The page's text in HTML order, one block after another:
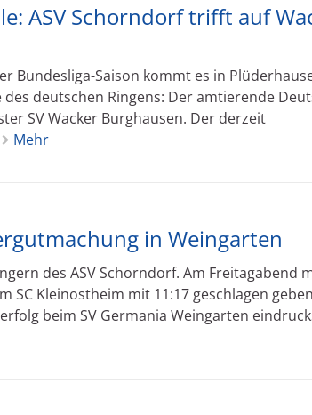
ASV Schorndorf trifft auf
Bundesliga-Saison kommt es in
deutschen Ringens: Der amtierende
SV Wacker Burghausen. Der derzeit
Mehr
in Weingarten
des ASV Schorndorf. Am Freitagabend
Kleinostheim mit 11:17 geschlagen
beim SV Germania Weingarten